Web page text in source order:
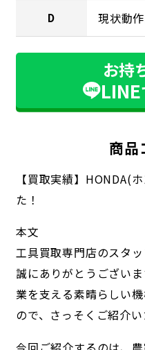
D 現状動
お持
LINE
商品
【買取実績】HONDA(
た！
本文
工具買取専門店のスタ
誠にありがとうござい
業を支える素晴らしい
ので、さっそくご紹介い